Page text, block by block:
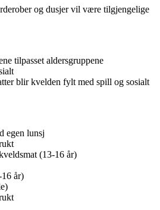
og dusjer vil være tilgjengelige
tilpasset aldersgruppene
blir kvelden fylt med spill og sosialt
egen lunsj
(13-16 år)
år)